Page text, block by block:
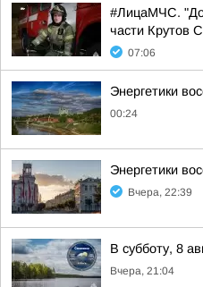
#ЛицаМЧС.
части Крутов
07:06
Энергетики
00:24
Энергетики
Вчера, 22:39
В субботу, 8
Вчера, 21:04